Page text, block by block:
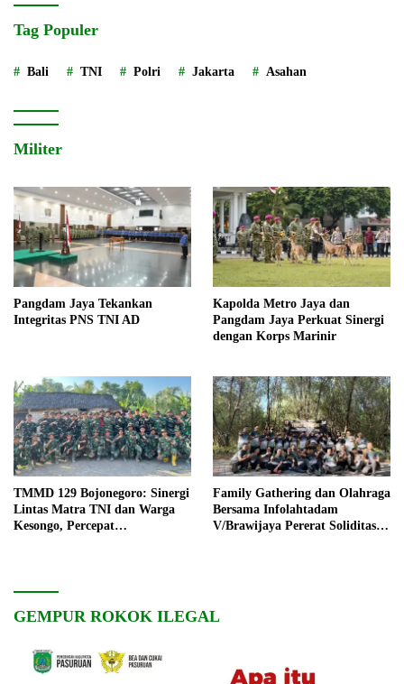
Tag Populer
Bali TNI Polri Jakarta Asahan
Militer
Pangdam Jaya Tekankan
Integritas PNS TNI AD
Kapolda Metro Jaya dan
Pangdam Jaya Perkuat Sinergi
dengan Korps Marinir
TMMD 129 Bojonegoro: Sinergi
Lintas Matra TNI dan Warga
Kesongo, Percepat
Family Gathering dan Olahraga
Bersama Infolahtadam
V/Brawijaya Pererat Soliditas
GEMPUR ROKOK ILEGAL